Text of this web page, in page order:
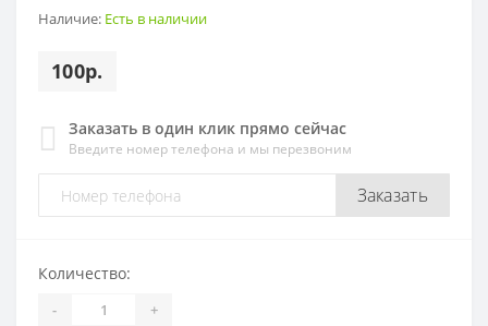
Наличие: Есть в наличии
100р.
Заказать в один клик прямо сейчас
Введите номер телефона и мы перезвоним
Заказать
Количество:
- +